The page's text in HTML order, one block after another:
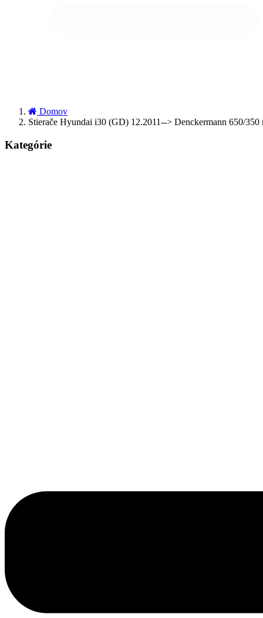
Domov
Stierače Hyundai i30 (GD) 12.2011--> Denckermann 650/350
Kategórie